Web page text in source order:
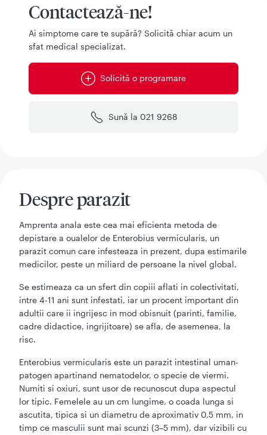
Contactează-ne!
Ai simptome care te supără? Solicită chiar acum un
sfat medical specializat.
Solicită o programare
Sună la 021 9268
Despre parazit
Amprenta anala este cea mai eficienta metoda de
depistare a oualelor de Enterobius vermicularis, un
parazit comun care infesteaza in prezent, dupa estimarile
medicilor, peste un miliard de persoane la nivel global.
Se estimeaza ca un sfert din copiii aflati in colectivitati,
intre 4-11 ani sunt infestati, iar un procent important din
adultii care ii ingrijesc in mod obisnuit (parinti, familie,
cadre didactice, ingrijitoare) se afla, de asemenea, la
risc.
Enterobius vermicularis este un parazit intestinal uman-
patogen apartinand nematodelor, o specie de viermi.
Numiti si oxiuri, sunt usor de recunoscut dupa aspectul
lor tipic. Femelele au un cm lungime, o coada lunga si
ascutita, tipica si un diametru de aproximativ 0,5 mm, in
timp ce masculii sunt mai scunzi (3–5 mm), dar vizibili cu